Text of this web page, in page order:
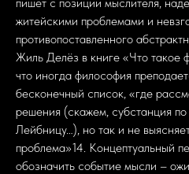
житейскими проблемами и
противопоставленного
Жиль Делёз в книге «Что такое
что иногда философия
бесконечный список, «где
решения (скажем, субстанция
Лейбницу…), но так и не
проблема»14. Концептуальный
обозначить событие мысли –